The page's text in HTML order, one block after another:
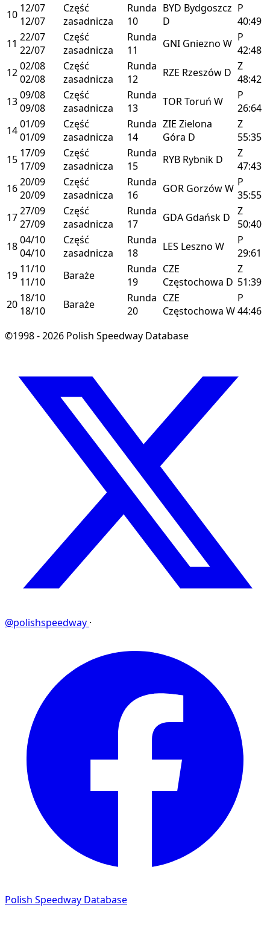
10 12/07
12/07
Część
zasadnicza
Runda
10
BYD Bydgoszcz
D
P
40:49
11 22/07
22/07
Część
zasadnicza
Runda
11
GNI Gniezno W P
42:48
1202/08
02/08
Część
zasadnicza
Runda
12
RZE Rzeszów D Z
48:42
1309/08
09/08
Część
zasadnicza
Runda
13
TORToruń W
P
26:64
1401/09
01/09
Część
zasadnicza
Runda
14
ZIE Zielona
Góra D
Z
55:35
15 17/09
17/09
Część
zasadnicza
Runda
15
RYB Rybnik D
Z
47:43
1620/09
20/09
Część
zasadnicza
Runda
16
GOR GorzówW P
35:55
1727/09
27/09
Część
zasadnicza
Runda
17
GDA Gdańsk D Z
50:40
1804/10
04/10
Część
zasadnicza
Runda
18
LES Leszno W
P
29:61
19 11/10
11/10
Baraże
Runda
19
CZE
Częstochowa D
Z
51:39
20 18/10
18/10
Baraże
Runda
20
CZE
Częstochowa W
P
44:46
©1998 - 2026 Polish Speedway Database
@polishspeedway ·
Polish Speedway Database